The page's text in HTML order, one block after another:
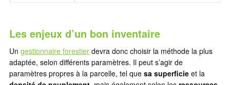
Les enjeux d’un bon inventaire
Un gestionnaire forestier devra donc choisir la méthode la plus
adaptée, selon différents paramètres. Il peut s’agir de
paramètres propres à la parcelle, tel que sa superficie et la